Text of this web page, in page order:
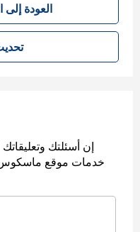
العودة
تحديث الصفحة
إن أسئلتك
خدمات موقع ماسكوس.